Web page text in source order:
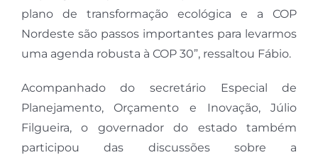
plano de transformação ecológica e a COP
Nordeste são passos importantes para levarmos
uma agenda robusta à COP 30”, ressaltou Fábio.
Acompanhado do secretário Especial de
Planejamento, Orçamento e Inovação, Júlio
Filgueira, o governador do estado também
participou das discussões sobre a